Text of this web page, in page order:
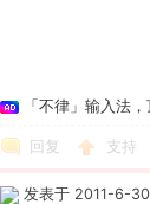
「不律」输入法
回复 支持
发表于 2011-6-